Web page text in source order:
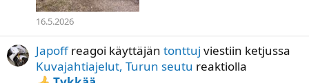
16.5.2026
Japoffreagoi käyttäjän tonttuj viestiin ketjussa
Kuvajahtiajelut, Turun seutu reaktiolla